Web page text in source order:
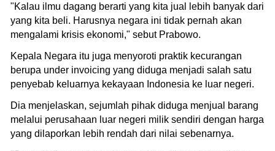
"Kalau ilmu dagang berarti yang kita jual lebih banyak dari
yang kita beli. Harusnya negara ini tidak pernah akan
mengalami krisis ekonomi," sebut Prabowo.
Kepala Negara itu juga menyoroti praktik kecurangan
berupa under invoicing yang diduga menjadi salah satu
penyebab keluarnya kekayaan Indonesia ke luar negeri.
Dia menjelaskan, sejumlah pihak diduga menjual barang
melalui perusahaan luar negeri milik sendiri dengan harga
yang dilaporkan lebih rendah dari nilai sebenarnya.